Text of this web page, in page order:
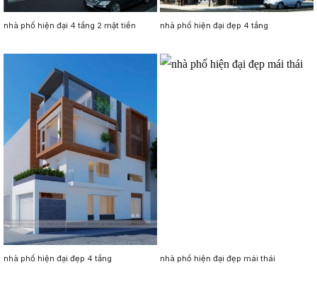
nhà phố hiện đại 4 tầng 2 mặt tiền nhà phố hiện đại đẹp 4 tầng
nhà phố hiện đại đẹp 4 tầng nhà phố hiện đại đẹp mái thái